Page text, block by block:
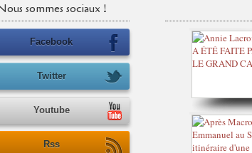
sommes sociaux !
Facebook
Twitter
Youtube
Rss